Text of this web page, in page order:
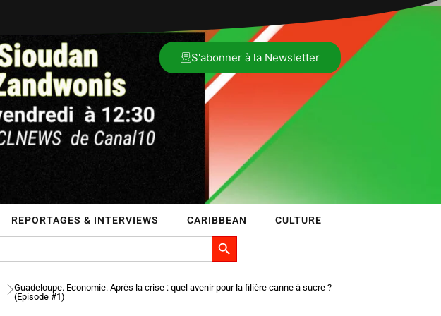
S'abonner à la Newsletter
REPORTAGES & INTERVIEWS CARIBBEAN CULTURE
Search Button
Guadeloupe. Economie. Après la crise : quel avenir pour la filière canne à sucre ?
(Episode #1)